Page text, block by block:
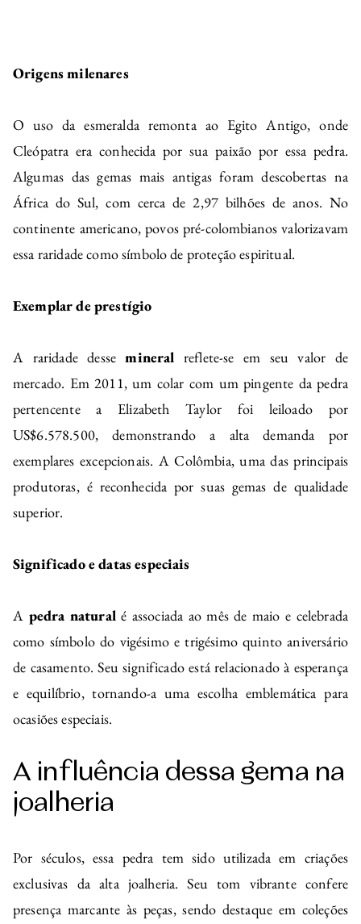
Origens milenares
O uso da esmeralda remonta ao Egito Antigo, onde
Cleópatra era conhecida por sua paixão por essa pedra.
Algumas das gemas mais antigas foram descobertas na
África do Sul, com cerca de 2,97 bilhões de anos. No
continente americano, povos pré-colombianos valorizavam
essa raridade como símbolo de proteção espiritual.
Exemplar de prestígio
A raridade dessemineral reflete-se em seu valor de
mercado. Em 2011, um colar com um pingente da pedra
pertencente a Elizabeth Taylor foi leiloado por
US$6.578.500, demonstrando a alta demanda por
exemplares excepcionais. A Colômbia, uma das principais
produtoras, é reconhecida por suas gemas de qualidade
superior.
Significado e datas especiais
A pedra natural é associada ao mês de maio e celebrada
como símbolo do vigésimo e trigésimo quinto aniversário
de casamento. Seu significado está relacionado à esperança
e equilíbrio, tornando-a uma escolha emblemática para
ocasiões especiais.
A influência dessa gema na
joalheria
Por séculos, essa pedra tem sido utilizada em criações
exclusivas da alta joalheria. Seu tom vibrante confere
presença marcante às peças, sendo destaque em coleções